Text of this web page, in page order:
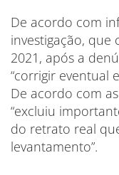
De acordo com
investigação,
2021, após a
“corrigir eventual
De acordo com
“excluiu
do retrato real
levantamento”.